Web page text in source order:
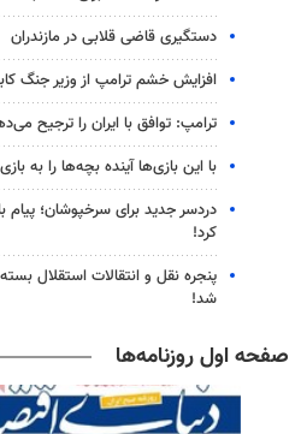
دستگیری قاضی قلابی در مازندران
افزایش خشم ترامپ از وزیر جنگ
ترامپ: توافق با ایران را ترجیح
با این بازی‌ها آینده بچه‌ها را به
دردسر جدید برای سرخپوشان؛ پیام
کرد!
پنجره‌ نقل و انتقالات استقلال
شد!
صفحه اول روزنامه‌ها